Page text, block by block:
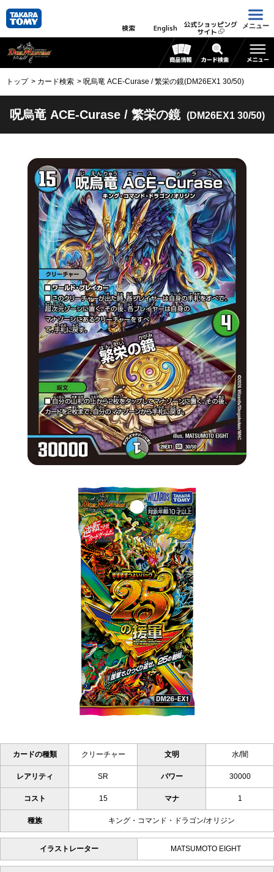
検索 English 公式ショッピング
サイト
メニュー
トップ カード検索 呪烏竜 ACE-Curase / 繁栄の鏡(DM26EX1 30/50)
呪烏竜 ACE-Curase / 繁栄の鏡 (DM26EX1 30/50)
カードの種類 クリーチャー 文明 水/闇
レアリティ SR パワー 30000
コスト 15 マナ 1
種族 キング・コマンド・ドラゴン/オリジン
イラストレーター MATSUMOTO EIGHT